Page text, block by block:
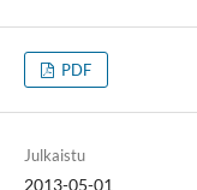
PDF
Julkaistu
2013-05-01